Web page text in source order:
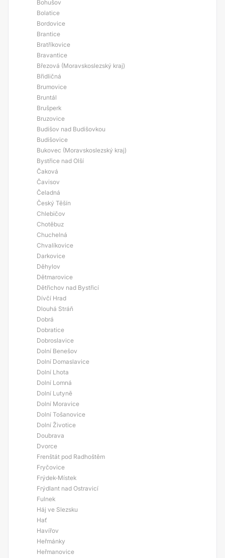
Bohušov
Bolatice
Bordovice
Brantice
Bratříkovice
Bravantice
Březová (Moravskoslezský kraj)
Břidličná
Brumovice
Bruntál
Brušperk
Bruzovice
Budišov nad Budišovkou
Budišovice
Bukovec (Moravskoslezský kraj)
Bystřice nad Olší
Čaková
Čavisov
Čeladná
Český Těšín
Chlebičov
Chotěbuz
Chuchelná
Chvalíkovice
Darkovice
Děhylov
Dětmarovice
Dětřichov nad Bystřicí
Dívčí Hrad
Dlouhá Stráň
Dobrá
Dobratice
Dobroslavice
Dolní Benešov
Dolní Domaslavice
Dolní Lhota
Dolní Lomná
Dolní Lutyně
Dolní Moravice
Dolní Tošanovice
Dolní Životice
Doubrava
Dvorce
Frenštát pod Radhoštěm
Fryčovice
Frýdek-Místek
Frýdlant nad Ostravicí
Fulnek
Háj ve Slezsku
Hať
Havířov
Heřmánky
Heřmanovice